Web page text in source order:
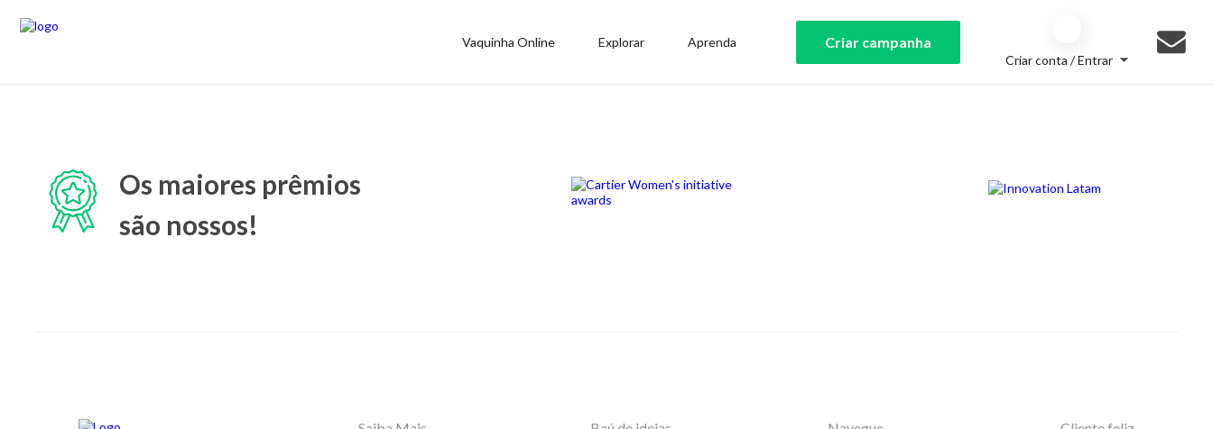
Vaquinha Online Explorar Aprenda Criar campanha
Criar conta / Entrar
Os maiores prêmios
são nossos!